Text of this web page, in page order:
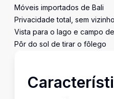
Móveis importados de Bali
Privacidade total, sem
Vista para o lago e campo
Pôr do sol de tirar o fôlego